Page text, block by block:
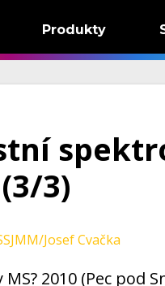
Produkty
3)
Josef Cvačka
2010 (Pec pod